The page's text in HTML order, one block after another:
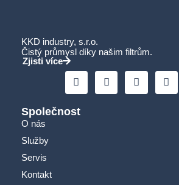
KKD industry, s.r.o.
Čistý průmysl díky našim filtrům.
Zjisti více
Společnost
O nás
Služby
Servis
Kontakt